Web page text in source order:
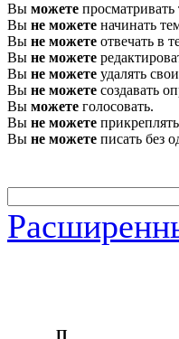
Вы можете
Вы не можете начинать
Вы не можете отвечать в
Вы не можете
Вы не можете удалять
Вы не можете создавать
Вы можете голосовать.
Вы не можете
Вы не можете писать без
П